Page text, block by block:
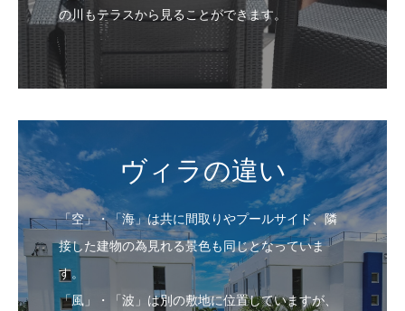
「空」・「海」は共に間取りやプールサイド、隣
接した建物の為見れる景色も同じとなっていま
す。
「風」・「波」は別の敷地に位置していますが、
共に間取りやプールサイド、隣接した建物の為見
れる景色も同じとなっています。